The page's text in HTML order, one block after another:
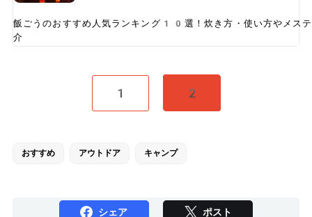
飯ごうのおすすめ人気ランキング10選！炊き方・使い方やメス
介
1 2
おすすめ アウトドア キャンプ
シェア ポスト